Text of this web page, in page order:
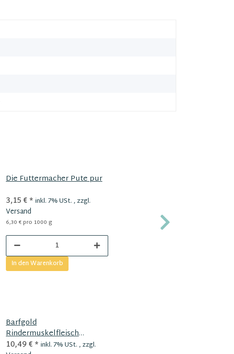
Die Futtermacher Pute pur
3,15 €* inkl. 7% USt. , zzgl.
Versand
6,30 € pro 1000 g
In den Warenkorb
Barfgold
Rindermuskelfleisch
durchwachsen
10,49 €* inkl. 7% USt. , zzgl.